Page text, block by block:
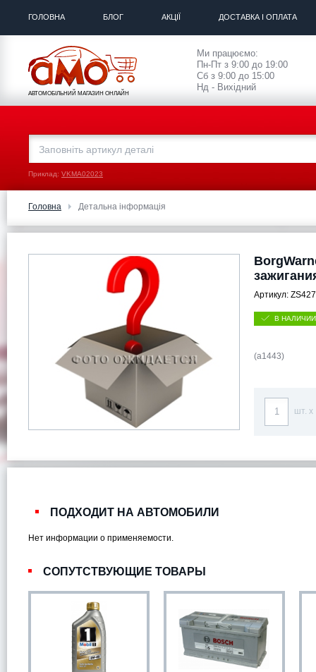
ГОЛОВНА БЛОГ АКЦІЇ ДОСТАВКА І ОПЛАТА
АВТОМОБІЛЬНИЙ МАГАЗИН ОНЛАЙН
Ми працюємо:
Пн-Пт з 9:00 до 19:00
Сб з 9:00 до 15:00
Нд - Вихідний
Приклад: VKMA02023
Головна Детальна інформація
Артикул: ZS427
В НАЛИЧИИ
(a1443)
шт. x
ПОДХОДИТ НА АВТОМОБИЛИ
Нет информации о применяемости.
СОПУТСТВУЮЩИЕ ТОВАРЫ